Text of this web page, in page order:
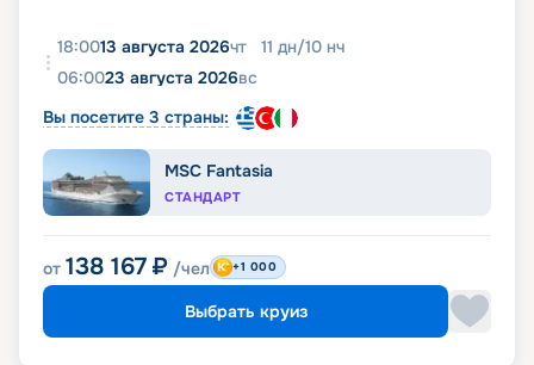
18:0013 августа 2026чт 11 дн/10 нч
06:0023 августа 2026вс
Вы посетите 3 страны:
MSC Fantasia
СТАНДАРТ
от 138 167 ₽ /чел +1 000
Выбрать круиз